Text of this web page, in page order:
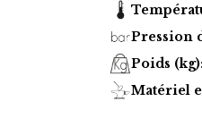
Pression
Poids
Matériel